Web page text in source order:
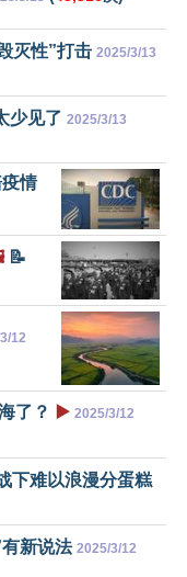
灭性”打击 2025/3/13
少见了 2025/3/13
情
📝
12
了？ ▶️ 2025/3/12
下难以浪漫分蛋糕
新说法 2025/3/12